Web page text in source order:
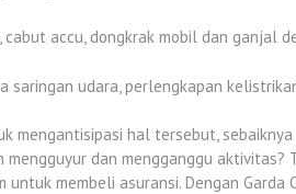
accu, dongkrak mobil dan ganjal
udara, perlengkapan
mengantisipasi hal tersebut,
dan mengganggu
membeli asuransi. Dengan